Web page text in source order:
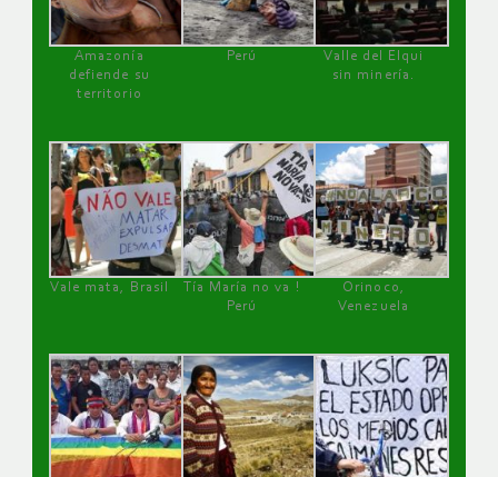
Amazonía
defiende su
territorio
Perú
Valle del Elqui
sin minería.
Vale mata, Brasil
Tía María no va !
Perú
Orinoco,
Venezuela